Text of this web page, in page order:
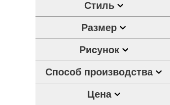
Стиль
Размер
Рисунок
Способ производства
Цена